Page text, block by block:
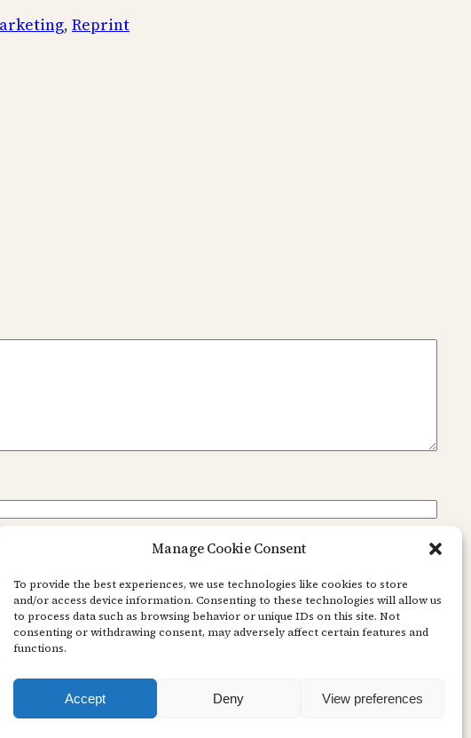
Manage Cookie Consent
To provide the best experiences, we use technologies like cookies to store
and/or access device information. Consenting to these technologies will allow us
to process data such as browsing behavior or unique IDs on this site. Not
consenting or withdrawing consent, may adversely affect certain features and
functions.
Accept Deny View preferences
, Reprint